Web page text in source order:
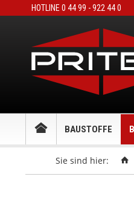
HOTLINE 0 44 99 - 922 44 0
BAUSTOFFE
Sie sind hier: